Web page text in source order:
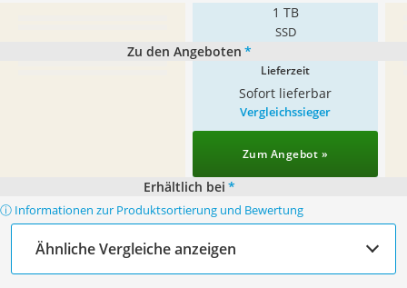
1 TB
SSD
Zu den Angeboten *
Lieferzeit
Sofort lieferbar
Vergleichssieger
Zum Angebot »
Erhältlich bei *
ⓘ Informationen zur Produktsortierung und Bewertung
Ähnliche Vergleiche anzeigen